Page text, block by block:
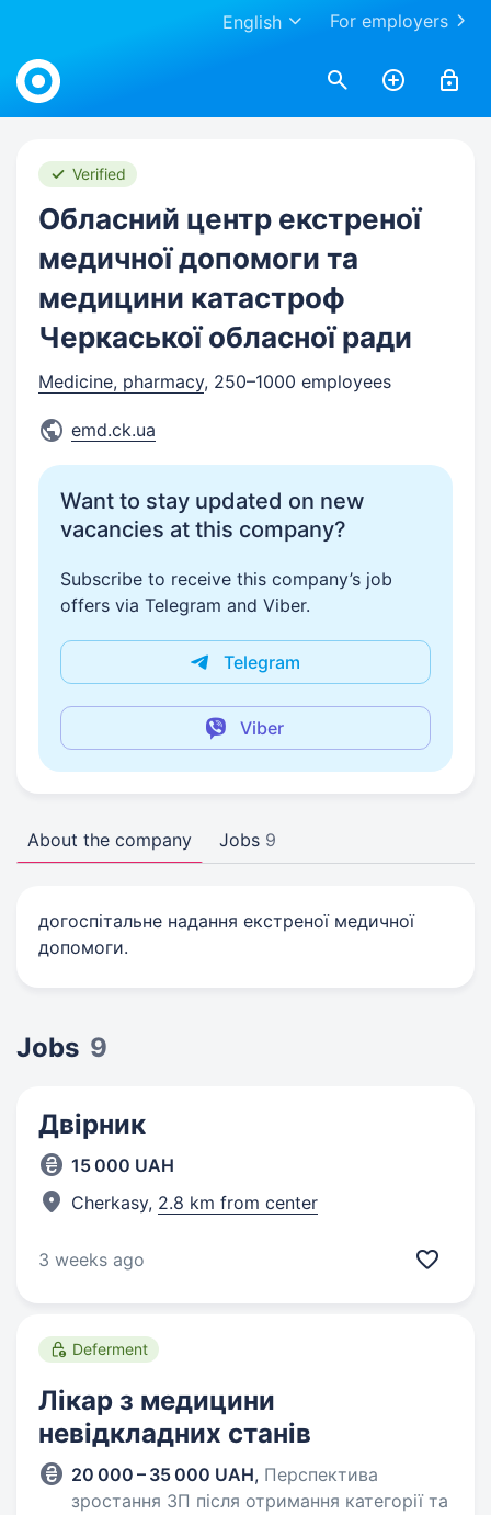
For employers
English
Work.ua
Verified
Обласний центр екстреної
медичної допомоги та
медицини катастроф
Черкаської обласної ради
Medicine, pharmacy, 250–1000 employees
emd.ck.ua
Want to stay updated on new
vacancies at this company?
Subscribe to receive this company’s job
offers via Telegram and Viber.
Telegram
Viber
About the company Jobs 9
догоспітальне надання екстреної медичної
допомоги.
Jobs 9
Двірник
15 000 UAH
Cherkasy, 2.8 km from center
3 weeks ago
Deferment
Лікар з медицини
невідкладних станів
20 000 – 35 000 UAH, Перспектива
зростання ЗП після отримання категорії та